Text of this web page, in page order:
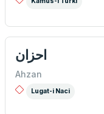
احزان
Ahzan
Lugat-i Naci